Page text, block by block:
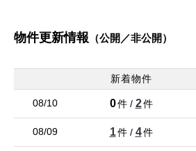
新着
尼崎市 東園田町５丁目 土地の新着物件
詳しくはお問い合わせください。
新着
仲介手数料30%OFF
物件更新情報 （公開／非公開）
新着物件
08/10 0件 / 2件
08/09 1件 / 4件